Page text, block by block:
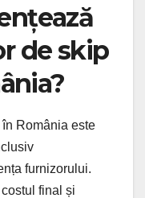
de skip
România este
furnizorului.
final și